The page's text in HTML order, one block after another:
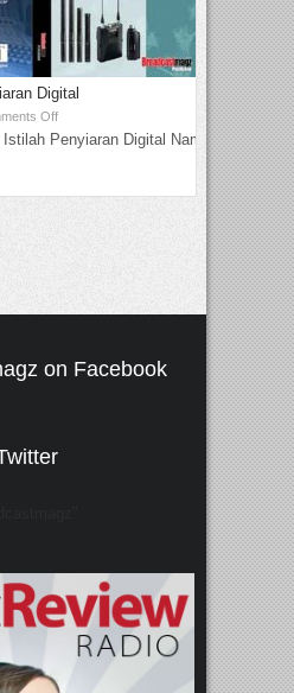
Digital
Off
Penyiaran Digital Nama
on Facebook